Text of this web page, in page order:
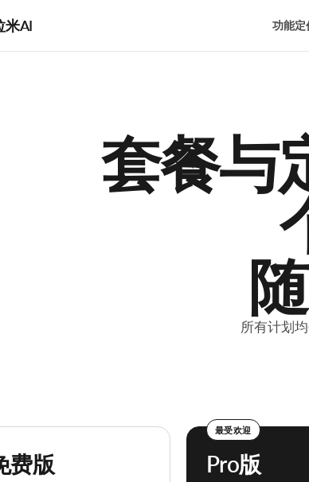
米AI 功能定
套餐与
所有计划
费版
最受欢迎
Pro版